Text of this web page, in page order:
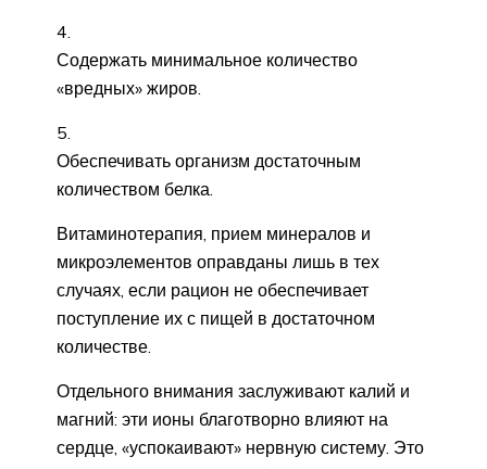
Содержать минимальное количество
«вредных» жиров.
Обеспечивать организм достаточным
количеством белка.
Витаминотерапия, прием минералов и
микроэлементов оправданы лишь в тех
случаях, если рацион не обеспечивает
поступление их с пищей в достаточном
количестве.
Отдельного внимания заслуживают калий и
магний: эти ионы благотворно влияют на
сердце, «успокаивают» нервную систему. Это